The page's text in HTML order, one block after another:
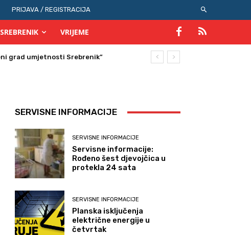
PRIJAVA / REGISTRACIJA
SREBRENIK VRIJEME
SERVISNE INFORMACIJE
SERVISNE INFORMACIJE
Servisne informacije:
Rođeno šest djevojčica u
protekla 24 sata
SERVISNE INFORMACIJE
Planska isključenja
električne energije u
četvrtak